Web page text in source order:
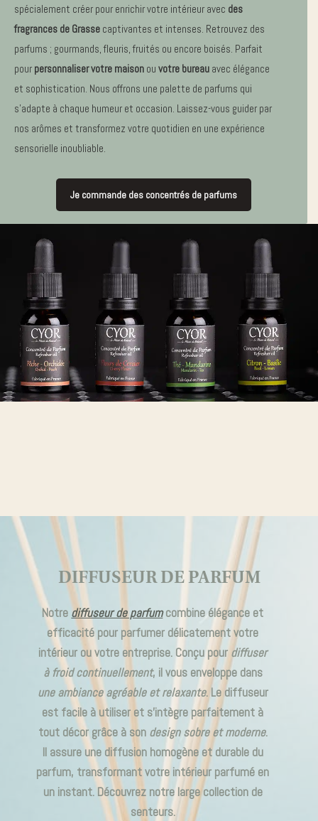
spécialement créer pour enrichir votre intérieur avec des
fragrances de Grasse captivantes et intenses. Retrouvez des
parfums ; gourmands, fleuris, fruités ou encore boisés. Parfait
pour personnaliser votre maison ou votre bureau avec élégance
et sophistication. Nous offrons une palette de parfums qui
s’adapte à chaque humeur et occasion. Laissez-vous guider par
nos arômes et transformez votre quotidien en une expérience
sensorielle inoubliable.
Je commande des concentrés de parfums
DIFFUSEUR DE PARFUM
Notre diffuseur de parfumcombine élégance et
efficacité pour parfumer délicatementvotre
intérieur ou votre entreprise. Conçu pour diffuser
à froid continuellement, il vous enveloppe dans
une ambiance agréable et relaxante. Le diffuseur
est facile à utiliser et s’intègre parfaitement à
tout décor grâce à son design sobre et moderne.
Il assure une diffusion homogène et durable du
parfum, transformant votre intérieur parfumé en
un instant. Découvrez notre large collection de
senteurs.